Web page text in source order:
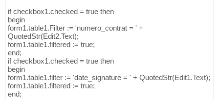
if checkbox1.checked = true then
begin
form1.table1.Filter := 'numero_contrat = ' +
QuotedStr(Edit2.Text);
form1.table1.filtered := true;
end;
if checkbox1.checked = true then
begin
form1.table1.filter := 'date_signature = ' + QuotedStr(Edit1.Text);
form1.table1.filtered := true;
end;